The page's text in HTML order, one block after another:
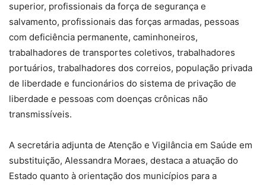
superior, profissionais da força de segurança e
salvamento, profissionais das forças armadas, pessoas
com deficiência permanente, caminhoneiros,
trabalhadores de transportes coletivos, trabalhadores
portuários, trabalhadores dos correios, população privada
de liberdade e funcionários do sistema de privação de
liberdade e pessoas com doenças crônicas não
transmissíveis.
A secretária adjunta de Atenção e Vigilância em Saúde em
substituição, Alessandra Moraes, destaca a atuação do
Estado quanto à orientação dos municípios para a